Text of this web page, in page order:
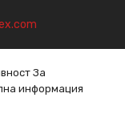
За
информация